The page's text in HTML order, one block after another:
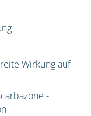
Wirkung auf
-